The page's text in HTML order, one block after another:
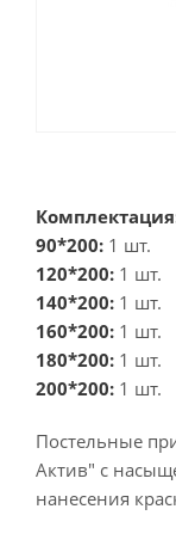
90*200: 1 шт.
120*200: 1 шт.
140*200: 1 шт.
160*200: 1 шт.
180*200: 1 шт.
200*200: 1 шт.
Постельные
Актив" с
нанесения